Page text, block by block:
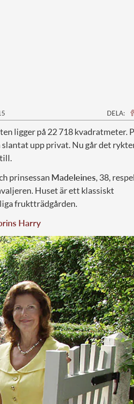
DELA:
ligger på 22 718 kvadratmeter.
upp privat. Nu går det
prinsessan Madeleines, 38,
Huset är ett klassiskt
fruktträdgården.
Harry